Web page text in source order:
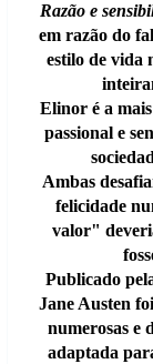
Razão e
em razão do
estilo de vida
Elinor é a
passional e
Ambas
felicidade
valor"
Publicado
Jane Austen
numerosas e
adaptada